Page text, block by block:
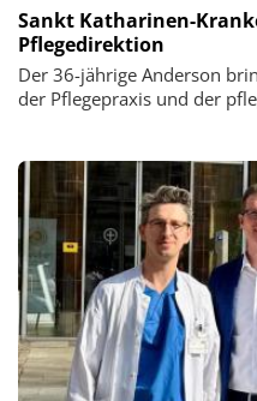
Sankt Katharinen-
Pflegedirektion
Der 36-jährige Anderson
der Pflegepraxis und der